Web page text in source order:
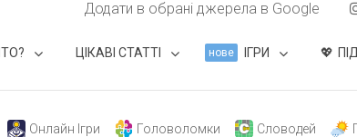
Додати в обрані джерела в Google
ЦІКАВІ СТАТТІ нове ІГРИ
Онлайн Ігри Головоломки Словодей